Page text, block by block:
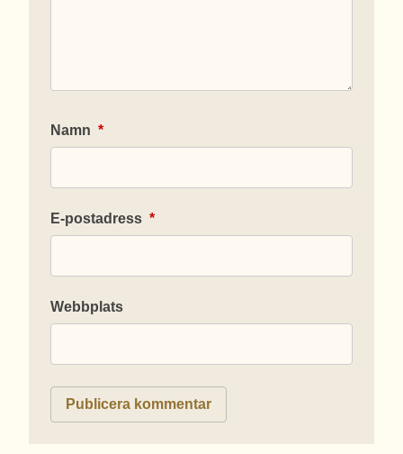
Namn *
E-postadress *
Webbplats